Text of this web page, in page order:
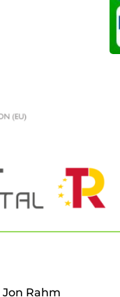
Jon Rahm